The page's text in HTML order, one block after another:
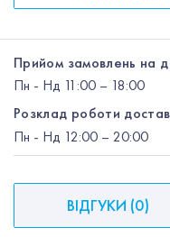
Прийом замовлень на
Пн - Нд 11:00 – 18:00
Розклад роботи
Пн - Нд 12:00 – 20:00
ВІДГУКИ (0)